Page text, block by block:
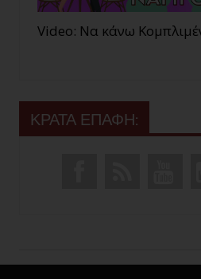
Video: Να κάνω
ΚΡΑΤΑ ΕΠΑΦΗ: